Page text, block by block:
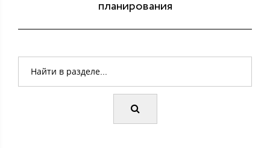
планирования